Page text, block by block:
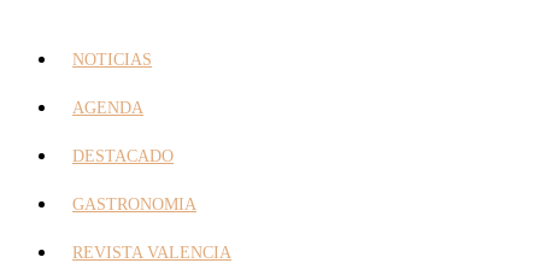
NOTICIAS
AGENDA
DESTACADO
GASTRONOMIA
REVISTA VALENCIA